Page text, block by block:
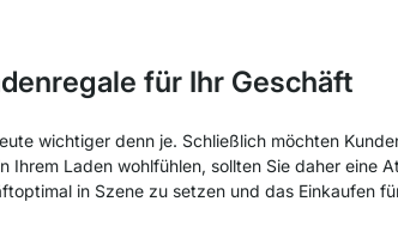
für Ihr Geschäft
wichtiger denn je. Schließlich möchten
Ihrem Laden wohlfühlen, sollten Sie daher eine
in Szene zu setzen und das Einkaufen